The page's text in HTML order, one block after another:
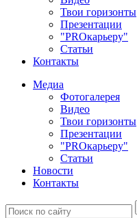
Твои горизонты
Презентации
"PROкарьеру"
Статьи
Контакты
Медиа
Фотогалерея
Видео
Твои горизонты
Презентации
"PROкарьеру"
Статьи
Новости
Контакты